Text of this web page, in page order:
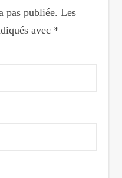
pas publiée. Les
avec *